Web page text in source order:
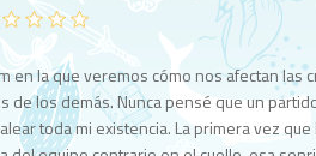
en la que veremos cómo nos afectan las
de los demás. Nunca pensé que un
toda mi existencia. La primera vez